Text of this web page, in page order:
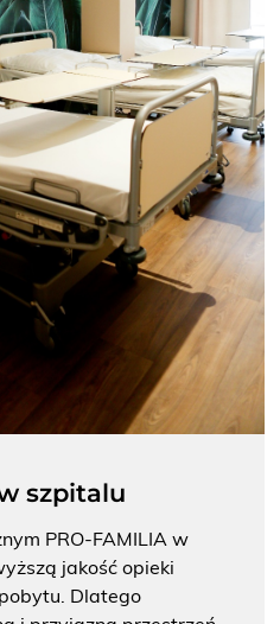
laboratoryjne
trwania ciąży
piersi
szpitalu
PRO-FAMILIA w
jakość opieki
Dlatego